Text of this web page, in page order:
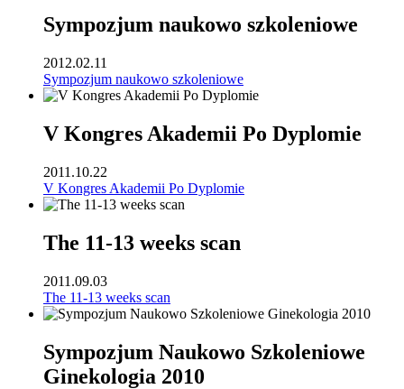
Sympozjum naukowo szkoleniowe
2012.02.11
Sympozjum naukowo szkoleniowe
V Kongres Akademii Po Dyplomie
2011.10.22
V Kongres Akademii Po Dyplomie
The 11-13 weeks scan
2011.09.03
The 11-13 weeks scan
Sympozjum Naukowo Szkoleniowe
Ginekologia 2010